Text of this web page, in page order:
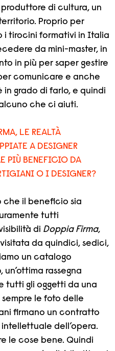
di cultura, un
Proprio per
i tirocini formativi in Italia
da mini-master, in
in più per saper gestire
comunicare e anche
in grado di farlo, e quindi
che ci aiuti.
LE REALTÀ
A DESIGNER
PIÙ BENEFICIO DA
O I DESIGNER?
che il beneficio sia
tutti
di Doppia Firma,
da quindici, sedici,
un catalogo
rassegna
tutti gli oggetti da una
le foto delle
firmano un contratto
dell’opera.
le cose bene. Quindi